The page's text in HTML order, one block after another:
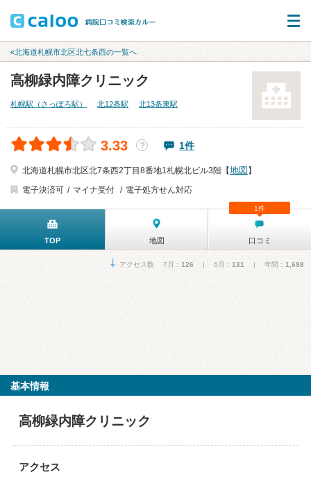
«北海道札幌市北区北七条西の一覧へ
高柳緑内障クリニック
札幌駅（さっぽろ駅） 北12条駅 北13条東駅
3.33 ？ 1件
北海道札幌市北区北7条西2丁目8番地1札幌北ビル3階【地図 】
電子決済可
マイナ受付 電子処方せん対応
TOP 地図 口コミ
1件
アクセス数 7月： 126 | 6月： 131 | 年間： 1,698
基本情報
高柳緑内障クリニック
アクセス